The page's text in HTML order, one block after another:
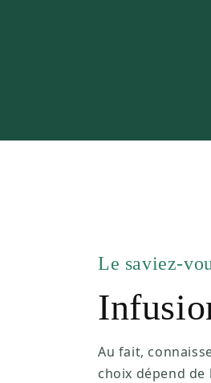
Le saviez-
Au fait,
choix dépend